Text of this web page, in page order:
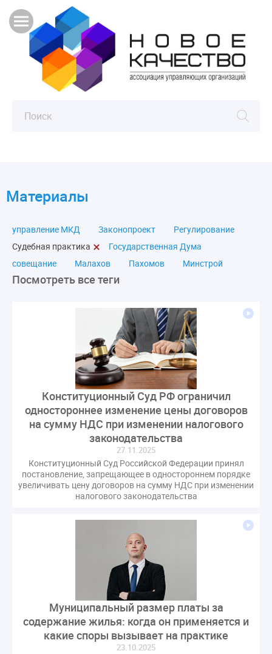
Материалы
управление МКД Законопроект
Регулирование
Судебная практика
Государственная Дума
совещание
Малахов Пахомов
Минстрой
ЛикбезЖКХ
ЖКХ
Строительная неделя
лицензирование
Верховный суд
МКД
капремонт Вебинар
Комитет по строительству и ЖКХ
Малахов Конференция
Обсуждение
Пени за ЖКУ
Постановление Правительства РФ
ЖКУ
Новое качество
ОСС
Правила
задолженность граждан
ГОСТ
Мероприятия
Правительство РФ
исполнительная надпись
ВДГО
ВКГО
Персональные данные
Приказ
Сергей Пахомов
ЭкспертЖКХ
договор управления МКД
операторы связи
проверки
Интервью
государственная дума
общее имущество
проверки ЖКХ
саморегулирование
управляющие организации
Альберт Короленко
Госуслуги
ЖК РФ КоАП РФ
Почта России
Стандарты и качество
встреча
Посмотреть все теги
Конституционный Суд РФ ограничил
одностороннее изменение цены договоров
на сумму НДС при изменении налогового
законодательства
27.11.2025
Конституционный Суд Российской Федерации принял
постановление, запрещающее в одностороннем порядке
увеличивать цену договоров на сумму НДС при изменении
налогового законодательства
Муниципальный размер платы за
содержание жилья: когда он применяется и
какие споры вызывает на практике
23.10.2025